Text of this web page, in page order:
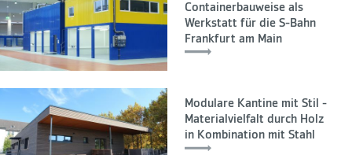
Containerbauweise als
Werkstatt für die S-Bahn
Frankfurt am Main
Modulare Kantine mit Stil -
Materialvielfalt durch Holz
in Kombination mit Stahl